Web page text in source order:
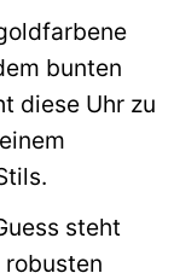
bunten
diese Uhr zu
steht